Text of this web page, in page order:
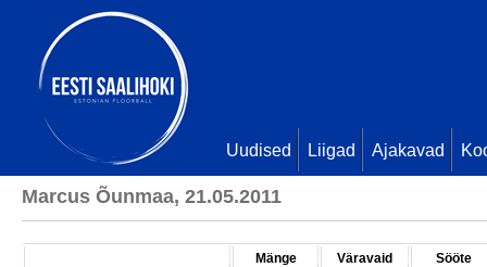
Uudised Liigad Ajakavad
Marcus Õunmaa, 21.05.2011
Mänge Väravaid
Sööte